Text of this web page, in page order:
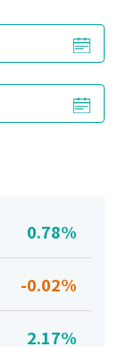
0.78%
-0.02%
2.17%